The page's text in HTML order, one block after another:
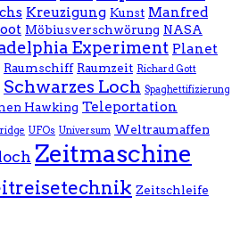
Kreuzigung Kunst Manfred
Möbiusverschwörung NASA
Experiment Planet
Raumschiff Raumzeit Richard Gott
Schwarzes Loch Spaghettifizierung
Hawking Teleportation
UFOs Universum Weltraumaffen
Zeitmaschine
Zeitschleife